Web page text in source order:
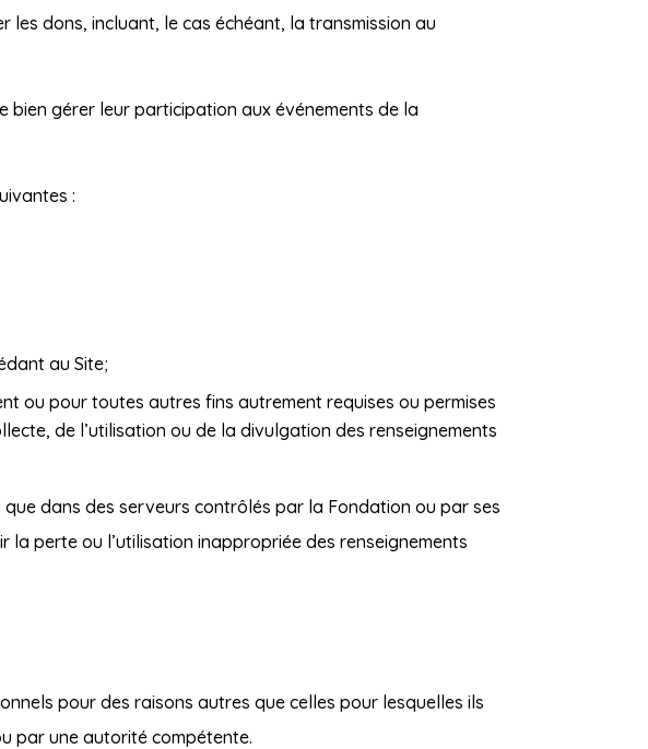
dons, incluant, le cas échéant, la transmission au
gérer leur participation aux événements de la
:
au Site;
ou pour toutes autres fins autrement requises ou permises
de l’utilisation ou de la divulgation des renseignements
dans des serveurs contrôlés par la Fondation ou par ses
perte ou l’utilisation inappropriée des renseignements
pour des raisons autres que celles pour lesquelles ils
par une autorité compétente.